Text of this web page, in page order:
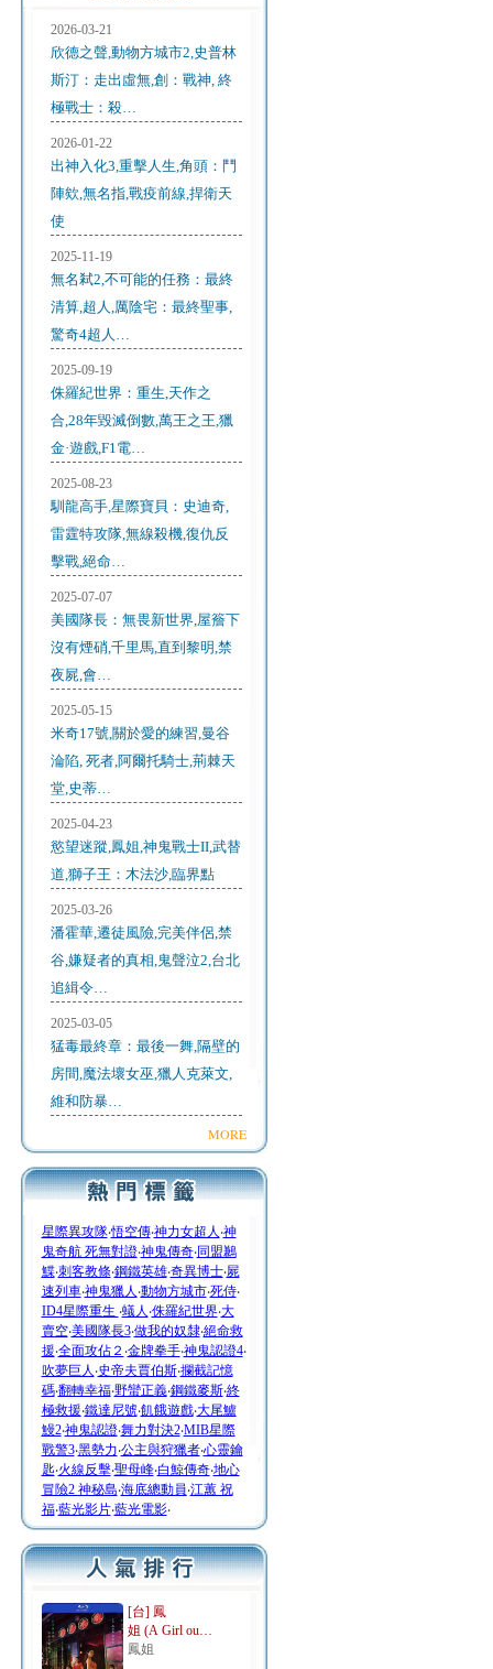
2026-03-21
欣德之聲,動物方城市2,史普林
斯汀：走出虛無,創：戰神, 終
極戰士：殺…
2026-01-22
出神入化3,重擊人生,角頭：鬥
陣欸,無名指,戰疫前線,捍衛天
使
2025-11-19
無名弒2,不可能的任務：最終
清算,超人,厲陰宅：最終聖事,
驚奇4超人…
2025-09-19
侏羅紀世界：重生,天作之
合,28年毀滅倒數,萬王之王,獵
金·遊戲,F1電…
2025-08-23
馴龍高手,星際寶貝：史迪奇,
雷霆特攻隊,無線殺機,復仇反
擊戰,絕命…
2025-07-07
美國隊長：無畏新世界,屋簷下
沒有煙硝,千里馬,直到黎明,禁
夜屍,會…
2025-05-15
米奇17號,關於愛的練習,曼谷
淪陷, 死者,阿爾托騎士,荊棘天
堂,史蒂…
2025-04-23
慾望迷蹤,鳳姐,神鬼戰士II,武替
道,獅子王：木法沙,臨界點
2025-03-26
潘霍華,遷徒風險,完美伴侶,禁
谷,嫌疑者的真相,鬼聲泣2,台北
追緝令…
2025-03-05
猛毒最終章：最後一舞,隔壁的
房間,魔法壞女巫,獵人克萊文,
維和防暴…
MORE
星際異攻隊‧悟空傳‧神力女超人 ‧神
鬼奇航 死無對證‧神鬼傳奇‧同盟鶼
鰈‧刺客教條‧鋼鐵英雄‧奇異博士‧屍
速列車‧神鬼獵人 ‧動物方城市‧死侍‧
ID4星際重生 ‧蟻人 ‧侏羅紀世界‧大
賣空‧美國隊長3‧做我的奴隸‧絕命救
援‧全面攻佔２ ‧金牌拳手‧神鬼認證4‧
吹夢巨人 ‧史帝夫賈伯斯‧攔截記憶
碼‧翻轉幸福‧野蠻正義‧鋼鐵麥斯‧終
極救援‧鐵達尼號‧飢餓遊戲‧大尾鱸
鰻2‧神鬼認證‧舞力對決2‧MIB星際
戰警3‧黑勢力‧公主與狩獵者‧心靈鑰
匙‧火線反擊‧聖母峰‧白鯨傳奇‧地心
冒險2 神秘島‧海底總動員‧江蕙 祝
福‧藍光影片‧藍光電影‧
[台] 鳳
姐 (A Girl ou…
鳳姐